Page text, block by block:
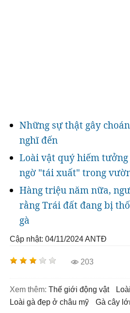
Những sự thật gây
nghĩ đến
Loài vật quý hiếm
ngờ "tái xuất" trong
Hàng triệu năm nữa,
rằng Trái đất đang bị
gà
Cập nhật: 04/11/2024ANTĐ
203
Xem thêm: thế giới động vật
loài gà đẹp ở châu mỹ
gà cây